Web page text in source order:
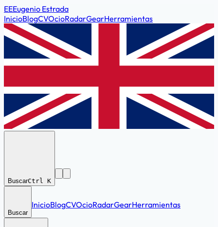
EEEugenio Estrada
InicioBlogCVOcioRadarGearHerramientas
BuscarCtrl K
Buscar
InicioBlogCVOcioRadarGearHerramientas